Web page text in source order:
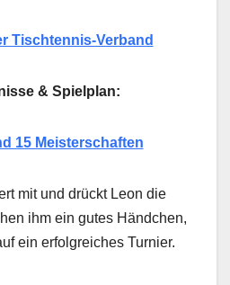
Tischtennis-Verband
& Spielplan:
15 Meisterschaften
mit und drückt Leon die
ihm ein gutes Händchen,
ein erfolgreiches Turnier.